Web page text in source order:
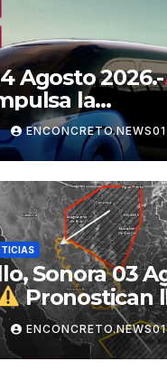
Agosto 2026.-
la
con
un vehículo
ENCONCRETO.NEWS01
Sonora 03
Pronostican
esta
registra
de
ENCONCRETO.NEWS01